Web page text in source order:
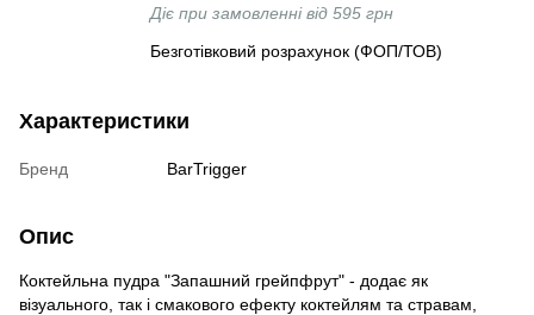
Діє при замовленні від 595 грн
Безготівковий розрахунок (ФОП/ТОВ)
Характеристики
Бренд BarTrigger
Опис
Коктейльна пудра "Запашний грейпфрут" - додає як
візуального, так і смакового ефекту коктейлям та стравам,